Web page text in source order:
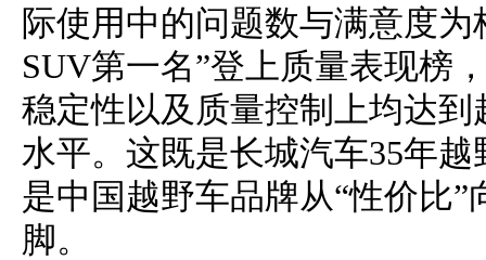
际使用中的问题数与满意度
SUV第一名”登上质量表现榜
稳定性以及质量控制上均达
水平。这既是长城汽车35年
是中国越野车品牌从“性价比”
脚。